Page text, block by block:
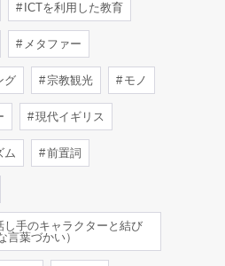
ICTを利用した教育
メタファー
グ 宗教観光 モノ
現代イギリス
ム 前置詞
手のキャラクターと結び
言葉づかい）